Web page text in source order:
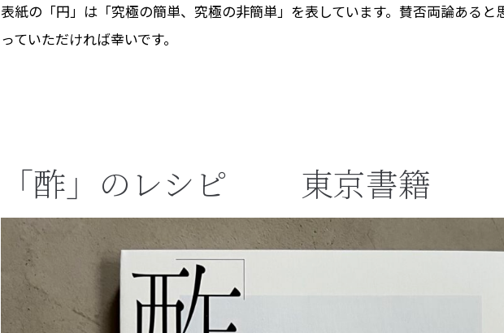
表紙の「円」は「究極の簡単、究極の非簡単」を表しています。賛否両論あると
っていただければ幸いです。
「酢」のレシピ 東京書籍